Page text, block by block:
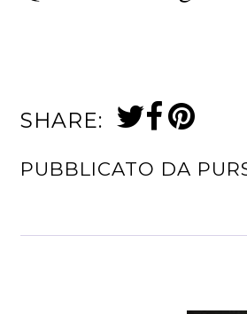
SHARE:
PUBBLICATO DA